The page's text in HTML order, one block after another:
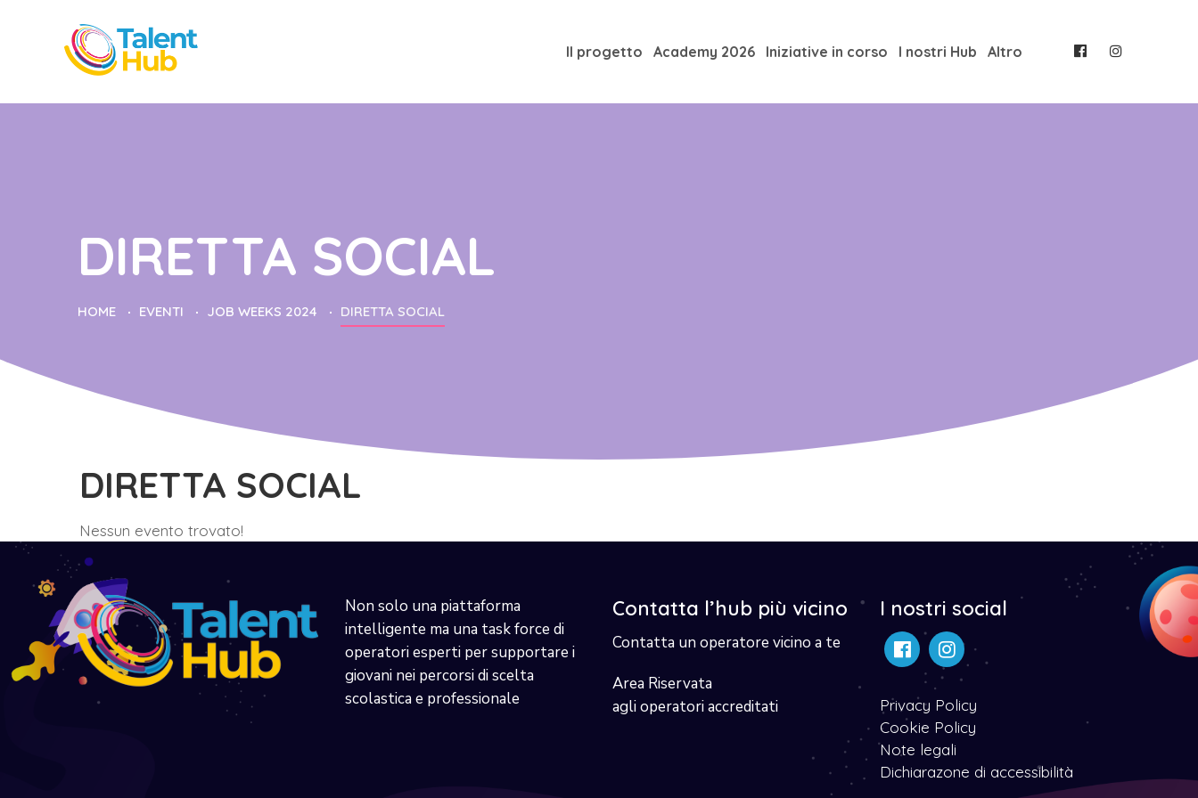
Il progetto Academy 2026 Iniziative in corso I nostri Hub Altro
DIRETTA SOCIAL
HOME EVENTI JOB WEEKS 2024 DIRETTA SOCIAL
DIRETTA SOCIAL
Nessun evento trovato!
Non solo una piattaforma
intelligente ma una task force di
operatori esperti per supportare i
giovani nei percorsi di scelta
scolastica e professionale
Contatta l’hub più vicino
Contatta un operatore vicino a te
Area Riservata
agli operatori accreditati
I nostri social
Privacy Policy
Cookie Policy
Note legali
Dichiarazone di accessibilità